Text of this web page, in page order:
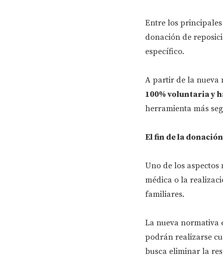
Entre los
donación de
específico.
A partir de la nueva
100% voluntaria y
herramienta más
El fin de la
Uno de los
médica o la
familiares.
La nueva normativa
podrán realizarse
busca eliminar la